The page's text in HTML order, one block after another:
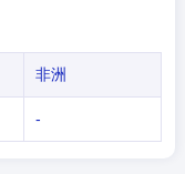
非洲
-